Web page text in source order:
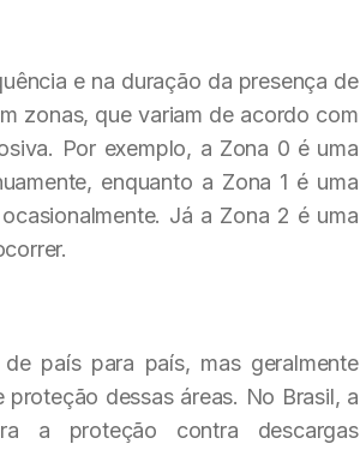
e na duração da presença de
zonas, que variam de acordo com
Por exemplo, a Zona 0 é uma
enquanto a Zona 1 é uma
Já a Zona 2 é uma
país para país, mas geralmente
dessas áreas. No Brasil, a
a proteção contra descargas